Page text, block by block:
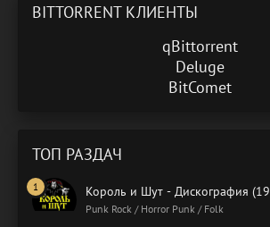
BITTORRENT КЛИЕНТЫ
qBittorrent
Deluge
BitComet
ТОП РАЗДАЧ
Король и Шут - Дискография
Punk Rock / Horror Punk / Folk